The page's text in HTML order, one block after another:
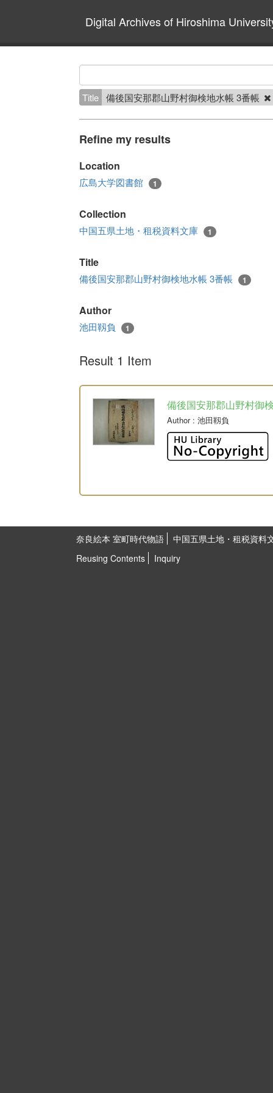
Digital Archives of Hiroshima
Title 備後国安那郡山野村御検地水帳 3番帳
Refine my results
Location
広島大学図書館 1
Collection
中国五県土地・租税資料文庫 1
Title
備後国安那郡山野村御検地水帳 3番帳 1
Author
池田靱負 1
Result 1 Item
備後国安那郡山野村御
Author: 池田靱負
奈良絵本 室町時代物語
中国五県土地・租税資料
Reusing Contents
Inquiry